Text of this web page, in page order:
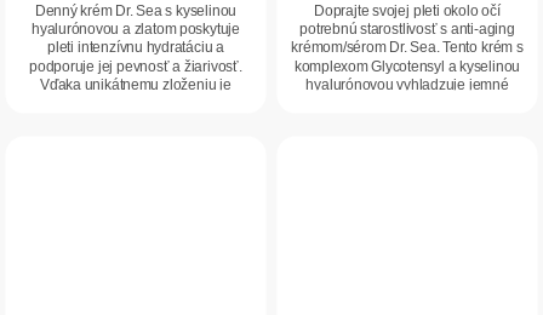
Denný krém Dr. Sea s kyselinou
hyalurónovou a zlatom poskytuje
pleti intenzívnu hydratáciu a
podporuje jej pevnosť a žiarivosť.
Vďaka unikátnemu zloženiu je
Doprajte svojej pleti okolo očí
potrebnú starostlivosť s anti-aging
krémom/sérom Dr. Sea. Tento krém s
komplexom Glycotensyl a kyselinou
hyalurónovou vyhladzuje jemné